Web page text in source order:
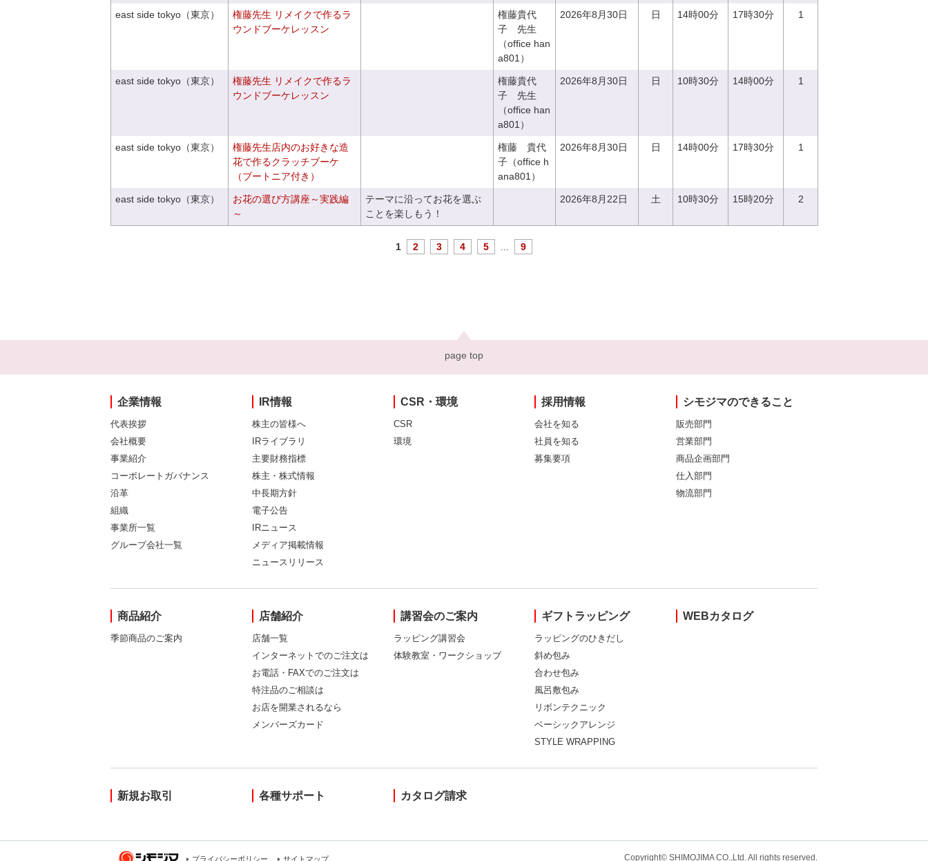
east side tokyo（東京）
権藤先生 リメイクで作るラ
ウンドブーケレッスン
権藤貴代
子 先生
（office han
a801）
2026年8月30日 日 14時00分 17時30分 1
east side tokyo（東京）
権藤先生 リメイクで作るラ
ウンドブーケレッスン
権藤貴代
子 先生
（office han
a801）
2026年8月30日 日 10時30分 14時00分 1
east side tokyo（東京）
権藤先生店内のお好きな造
花で作るクラッチブーケ
（ブートニア付き）
権藤 貴代
子（office h
ana801）
2026年8月30日 日 14時00分 17時30分 1
east side tokyo（東京）
お花の選び方講座～実践編
～
テーマに沿ってお花を選ぶ
ことを楽しもう！
2026年8月22日 土 10時30分 15時20分 2
1 2 3 4 5 9
page top
企業情報
代表挨拶
会社概要
事業紹介
コーポレートガバナンス
沿革
組織
事業所一覧
グループ会社一覧
IR情報
株主の皆様へ
IRライブラリ
主要財務指標
株主・株式情報
中長期方針
電子公告
IRニュース
メディア掲載情報
ニュースリリース
CSR・環境
CSR
環境
採用情報
会社を知る
社員を知る
募集要項
シモジマのできること
販売部門
営業部門
商品企画部門
仕入部門
物流部門
商品紹介
季節商品のご案内
店舗紹介
店舗一覧
インターネットでのご注文は
お電話・FAXでのご注文は
特注品のご相談は
お店を開業されるなら
メンバーズカード
講習会のご案内
ラッピング講習会
体験教室・ワークショップ
ギフトラッピング
ラッピングのひきだし
斜め包み
合わせ包み
風呂敷包み
リボンテクニック
ベーシックアレンジ
STYLE WRAPPING
WEBカタログ
新規お取引 各種サポート カタログ請求
プライバシーポリシー サイトマップ Copyright© SHIMOJIMA CO.,Ltd. All rights reserved.